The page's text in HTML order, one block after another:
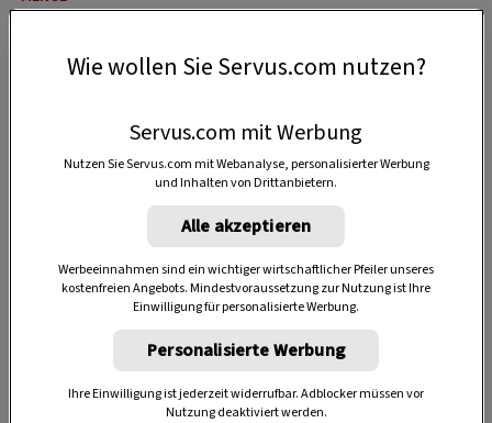
20 Minuten
Wie wollen Sie Servus.com nutzen?
Servus.com mit Werbung
Nutzen Sie Servus.com mit Webanalyse, personalisierter Werbung
und Inhalten von Drittanbietern.
Alle akzeptieren
Werbeeinnahmen sind ein wichtiger wirtschaftlicher Pfeiler unseres
kostenfreien Angebots. Mindestvoraussetzung zur Nutzung ist Ihre
Einwilligung für personalisierte Werbung.
Personalisierte Werbung
Ihre Einwilligung ist jederzeit widerrufbar. Adblocker müssen vor
Nutzung deaktiviert werden.